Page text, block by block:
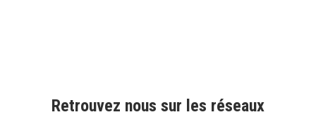
Retrouvez nous sur les réseaux